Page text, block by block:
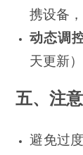
携设备
动态调
天更新
五、注
避免过